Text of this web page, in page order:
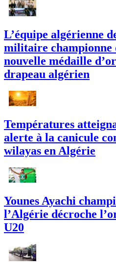
L’équipe algérienne
militaire championne
nouvelle médaille
drapeau algérien
Températures
alerte à la canicule
wilayas en Algérie
Younes Ayachi
l’Algérie décroche
U20